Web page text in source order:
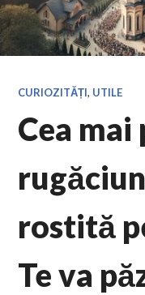
CURIOZITĂȚI, UTILE
Cea
rostită
Te va